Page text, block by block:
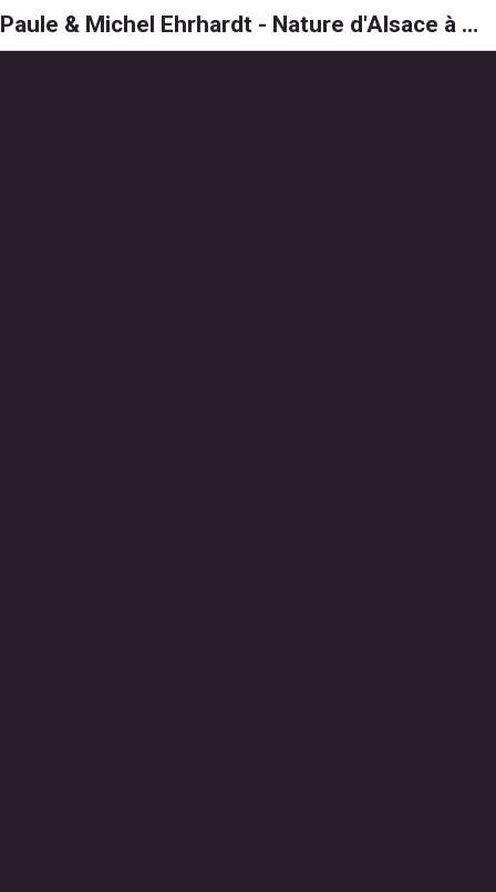
Paule & Michel Ehrhardt - Nature d'Alsace à 6, 8 et 1000 pattes